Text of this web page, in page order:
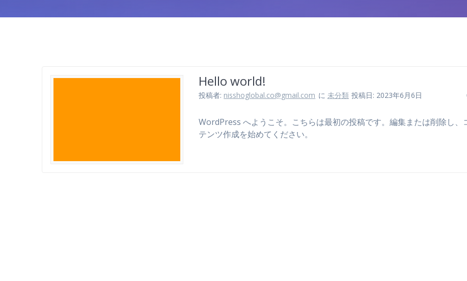
Hello world!
投稿者: nisshoglobal.co@gmail.com に 未分類 投稿日: 2023年6月6日
WordPress へようこそ。こちらは最初の投稿です。編集または削除し、
テンツ作成を始めてください。